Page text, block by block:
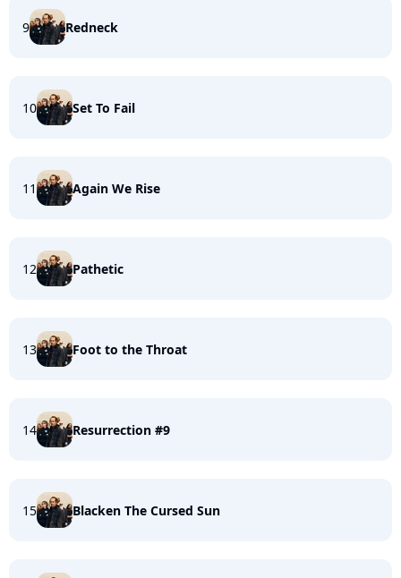
9 Redneck
10 Set To Fail
11 Again We Rise
12 Pathetic
13 Foot to the Throat
14 Resurrection #9
15 Blacken The Cursed Sun